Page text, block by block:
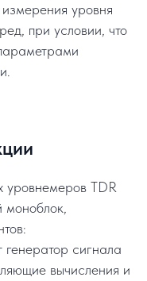
уровня
при условии, что
уровнемеров TDR
генератор сигнала
вычисления и